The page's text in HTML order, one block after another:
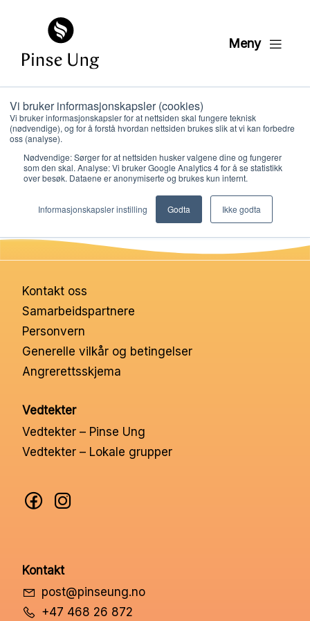
Vi bruker informasjonskapsler (cookies)
Vi bruker informasjonskapsler for at nettsiden skal fungere teknisk
(nødvendige), og for å forstå hvordan nettsiden brukes slik at vi kan forbedre
oss (analyse).
Nødvendige: Sørger for at nettsiden husker valgene dine og fungerer
som den skal. Analyse: Vi bruker Google Analytics 4 for å se statistikk
over besøk. Dataene er anonymiserte og brukes kun internt.
Informasjonskapsler instilling Godta Ikke godta
Meny
Pinse kort 11
PER KRISTIAN LØVE
PUBLISERT20. JANUAR 2021
Kontakt oss
Samarbeidspartnere
Personvern
Generelle vilkår og betingelser
Angrerettsskjema
Vedtekter
Vedtekter – Pinse Ung
Vedtekter – Lokale grupper
Kontakt
post@pinseung.no
+47 468 26 872
Hva vi gjør
Ressurser
Nettbutikk
Kontakt oss
Medlemssystem
Min konto